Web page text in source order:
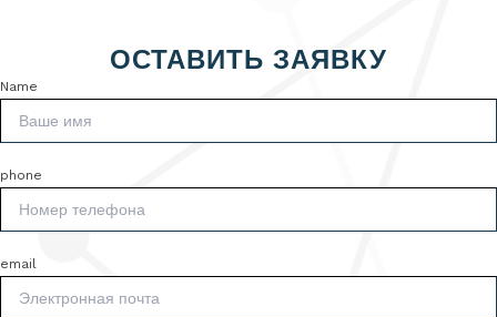
ОСТАВИТЬ ЗАЯВКУ
Name
phone
email